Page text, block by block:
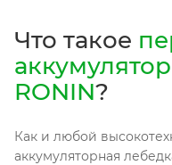
Что такое
RONIN?
Как и любой
аккумуляторная